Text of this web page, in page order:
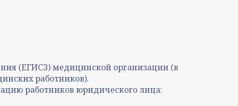
(ЕГИСЗ) медицинской организации (в
работников).
работников юридического лица: